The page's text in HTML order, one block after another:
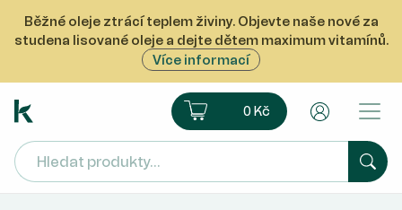
Běžné oleje ztrácí teplem živiny. Objevte naše nové za
studena lisované oleje a dejte dětem maximum vitamínů.
Více informací
Ekoprodukt e-shop Košík0 Kč